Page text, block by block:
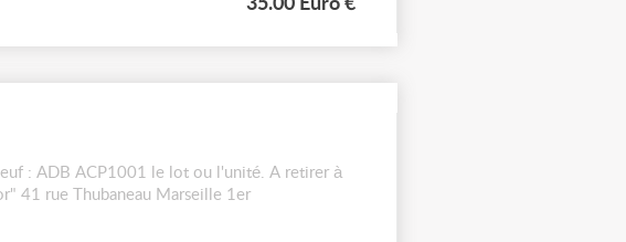
35.00 Euro €
: ADB ACP1001 le lot ou l'unité. A retirer à
41 rue Thubaneau Marseille 1er